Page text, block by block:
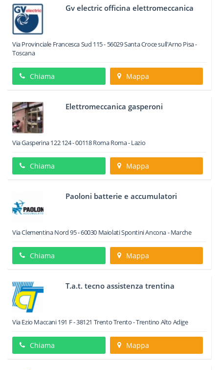
Gv electric officina elettromeccanica
Via Provinciale Francesca Sud 115- 56029Santa Croce sull'Arno Pisa -
Toscana
Chiama Mappa
Elettromeccanica gasperoni
Via Gasperina 122 124-00118RomaRoma -Lazio
Chiama Mappa
Paoloni batterie e accumulatori
Via Clementina Nord 95-60030 Maiolati SpontiniAncona -Marche
Chiama Mappa
T.a.t. tecno assistenza trentina
Via Ezio Maccani 191 F-38121 TrentoTrento -Trentino Alto Adige
Chiama Mappa